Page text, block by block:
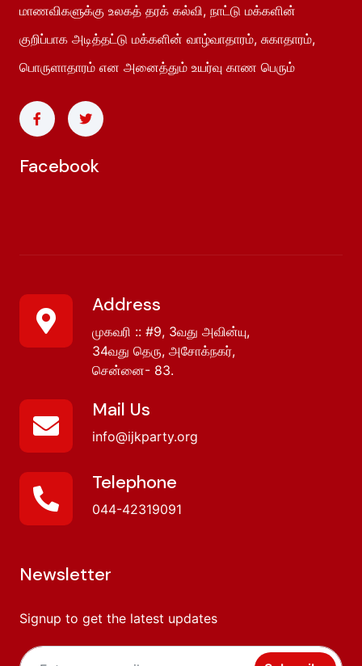
மாணவிகளுக்கு உலகத் தரக் கல்வி, நாட்டு மக்களின்
குறிப்பாக அடித்தட்டு மக்களின் வாழ்வாதாரம், சுகாதாரம்,
பொருளாதாரம் என அனைத்தும் உயர்வு காண பெரும்
Facebook
Address
முகவரி :: #9, 3வது அவின்யு,
34வது தெரு, அசோக்நகர்,
சென்னை- 83.
Mail Us
info@ijkparty.org
Telephone
044-42319091
Newsletter
Signup to get the latest updates